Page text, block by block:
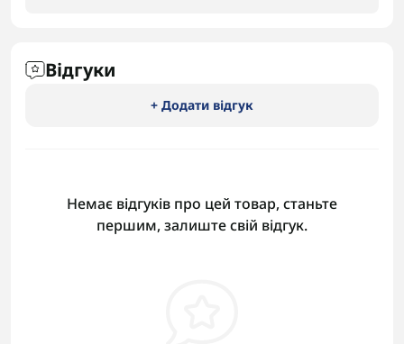
Відгуки
+ Додати відгук
Немає відгуків про цей товар, станьте
першим, залиште свій відгук.